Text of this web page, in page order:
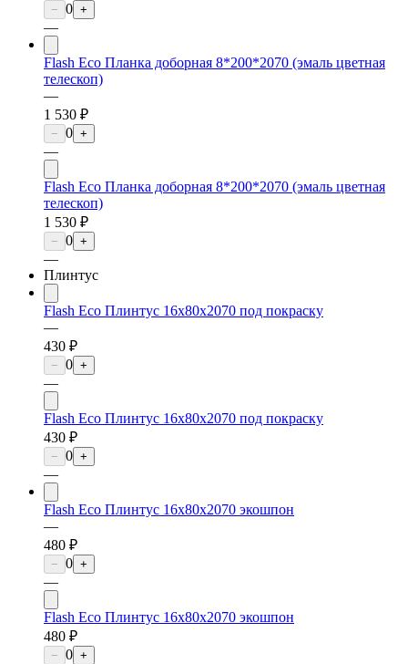
− 0 +
—
Flash Eco Планка доборная 8*200*2070 (эмаль цветная
телескоп)
—
1 530 ₽
− 0 +
—
Flash Eco Планка доборная 8*200*2070 (эмаль цветная
телескоп)
1 530 ₽
− 0 +
—
Плинтус
Flash Eco Плинтус 16х80х2070 под покраску
—
430 ₽
− 0 +
—
Flash Eco Плинтус 16х80х2070 под покраску
430 ₽
− 0 +
—
Flash Eco Плинтус 16х80х2070 экошпон
—
480 ₽
− 0 +
—
Flash Eco Плинтус 16х80х2070 экошпон
480 ₽
− 0 +